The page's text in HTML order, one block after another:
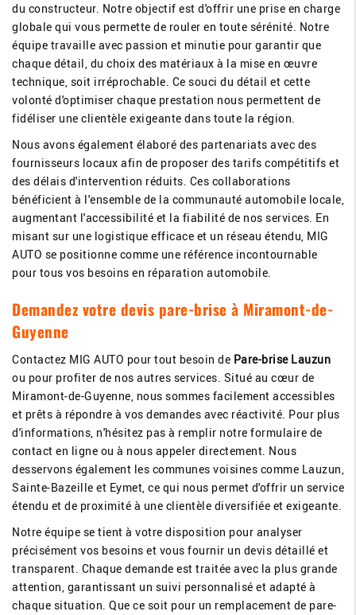
du constructeur. Notre objectif est d'offrir une prise en charge
globale qui vous permette de rouler en toute sérénité. Notre
équipe travaille avec passion et minutie pour garantir que
chaque détail, du choix des matériaux à la mise en œuvre
technique, soit irréprochable. Ce souci du détail et cette
volonté d'optimiser chaque prestation nous permettent de
fidéliser une clientèle exigeante dans toute la région.
Nous avons également élaboré des partenariats avec des
fournisseurs locaux afin de proposer des tarifs compétitifs et
des délais d'intervention réduits. Ces collaborations
bénéficient à l'ensemble de la communauté automobile locale,
augmentant l'accessibilité et la fiabilité de nos services. En
misant sur une logistique efficace et un réseau étendu, MIG
AUTO se positionne comme une référence incontournable
pour tous vos besoins en réparation automobile.
Demandez votre devis pare-brise à Miramont-de-
Guyenne
Contactez MIG AUTO pour tout besoin de Pare-brise Lauzun
ou pour profiter de nos autres services. Situé au cœur de
Miramont-de-Guyenne, nous sommes facilement accessibles
et prêts à répondre à vos demandes avec réactivité. Pour plus
d'informations, n'hésitez pas à remplir notre formulaire de
contact en ligne ou à nous appeler directement. Nous
desservons également les communes voisines comme Lauzun,
Sainte-Bazeille et Eymet, ce qui nous permet d'offrir un service
étendu et de proximité à une clientèle diversifiée et exigeante.
Notre équipe se tient à votre disposition pour analyser
précisément vos besoins et vous fournir un devis détaillé et
transparent. Chaque demande est traitée avec la plus grande
attention, garantissant un suivi personnalisé et adapté à
chaque situation. Que ce soit pour un remplacement de pare-